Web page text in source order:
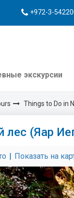
+972-3-
экскурсии
Things to Do in
лес (Яар
| Показать на